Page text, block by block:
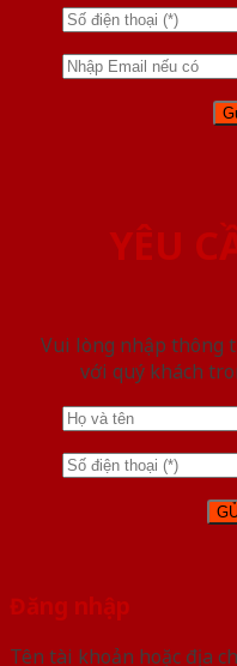
YÊU
Vui lòng nhập thông
với quý khách
Đăng nhập
Tên tài khoản hoặc địa